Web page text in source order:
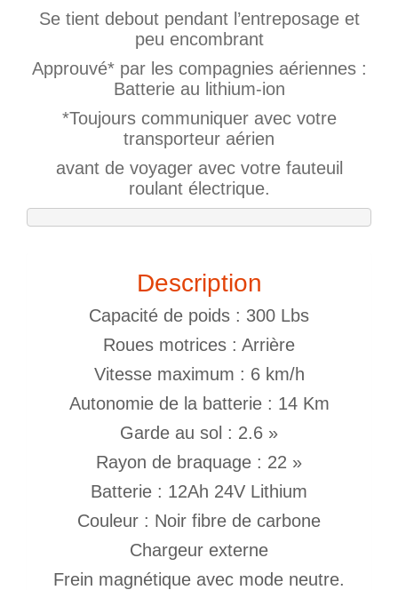
Se tient debout pendant l’entreposage et
peu encombrant
Approuvé* par les compagnies aériennes :
Batterie au lithium-ion
*Toujours communiquer avec votre
transporteur aérien
avant de voyager avec votre fauteuil
roulant électrique.
Description
Capacité de poids : 300 Lbs
Roues motrices : Arrière
Vitesse maximum : 6 km/h
Autonomie de la batterie : 14 Km
Garde au sol : 2.6 »
Rayon de braquage : 22 »
Batterie : 12Ah 24V Lithium
Couleur : Noir fibre de carbone
Chargeur externe
Frein magnétique avec mode neutre.